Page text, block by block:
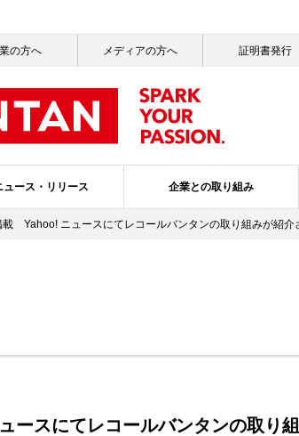
の方へ メディアの方へ 証明書発行
ュース・リリース 企業との取り組み
Yahoo! ニュースにてレコールバンタンの取り組みが紹介
ースにてレコールバンタンの取り